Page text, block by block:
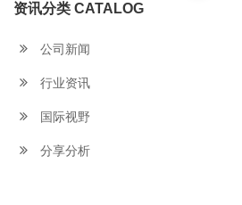
资讯分类 CATALOG
公司新闻
行业资讯
国际视野
分享分析